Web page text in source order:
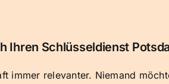
Ihren Schlüsseldienst
immer relevanter. Niemand